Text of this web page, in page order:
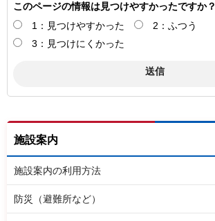
このページの情報は見つけやすかったですか？
1：見つけやすかった
2：ふつう
3：見つけにくかった
施設案内
施設案内の利用方法
防災（避難所など）